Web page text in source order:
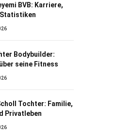
BVB: Karriere,
Bodybuilder:
seine Fitness
Tochter: Familie,
Privatleben